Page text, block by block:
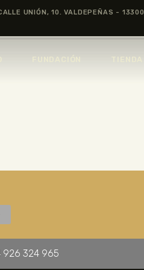
UNIÓN, 10. VALDEPEÑAS - 13300
926 324 965